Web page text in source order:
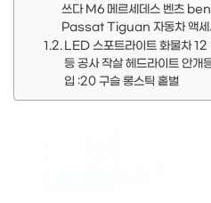
쓰다 M6 메르세데스 벤츠
Passat Tiguan 자동차 액
LED 스포트라이트 화물차
등 공사 작살 헤드라이트 안
입 :20 구슬 롱스틱 홑벌